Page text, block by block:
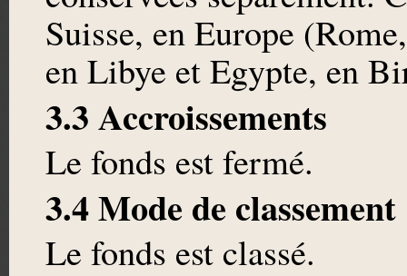
Suisse, en Europe
en Libye et Egypte, en
3.3 Accroissements
Le fonds est fermé.
3.4 Mode de classement
Le fonds est classé.